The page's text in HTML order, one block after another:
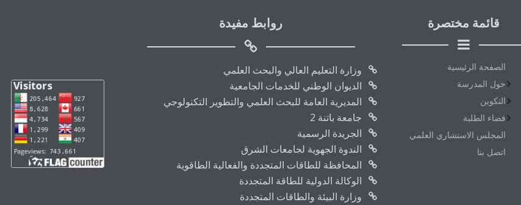
قائمة مختصرة
الصفحة الرئيسية
حول المدرسة
التكوين
فضاء الطلبة
المجلس الاستشاري العلمي
اتصل بنا
روابط مفيدة
وزارة التعليم العالي والبحث العلمي
الديوان الوطني للخدمات الجامعية
المديرية العامة للبحث العلمي والتطوير التكنولوجي
جامعة باتنة 2
الجريدة الرسمية
الندوة الجهوية لجامعات الشرق
المحافظة للطاقات المتجددة والفعالية الطاقوية
الوكالة الدولية للطاقة المتجددة
وزارة البيئة والطاقات المتجددة